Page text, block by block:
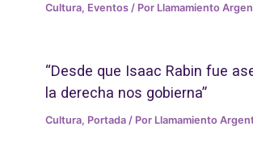
Cultura, Eventos / Por Llamamiento
“Desde que Isaac Rabin fue
la derecha nos gobierna”
Cultura, Portada / Por Llamamiento